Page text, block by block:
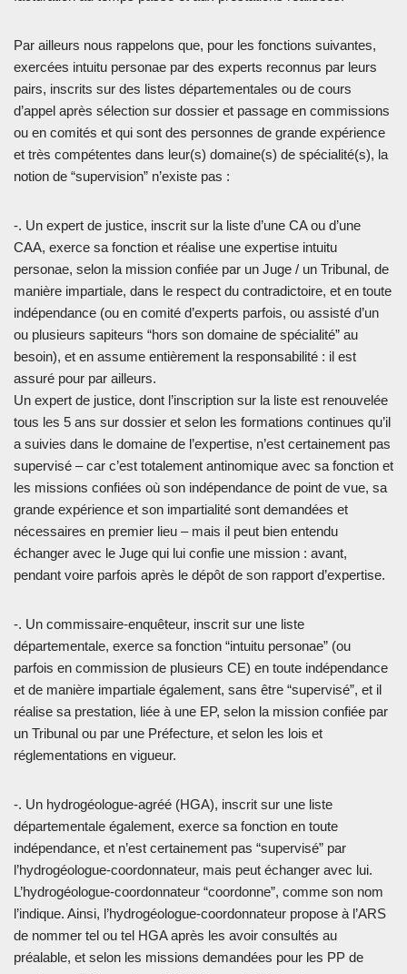
Par ailleurs nous rappelons que, pour les fonctions suivantes,
exercées intuitu personae par des experts reconnus par leurs
pairs, inscrits sur des listes départementales ou de cours
d’appel après sélection sur dossier et passage en commissions
ou en comités et qui sont des personnes de grande expérience
et très compétentes dans leur(s) domaine(s) de spécialité(s), la
notion de “supervision” n’existe pas :
-. Un expert de justice, inscrit sur la liste d’une CA ou d’une
CAA, exerce sa fonction et réalise une expertise intuitu
personae, selon la mission confiée par un Juge / un Tribunal, de
manière impartiale, dans le respect du contradictoire, et en toute
indépendance (ou en comité d’experts parfois, ou assisté d’un
ou plusieurs sapiteurs “hors son domaine de spécialité” au
besoin), et en assume entièrement la responsabilité : il est
assuré pour par ailleurs.
Un expert de justice, dont l’inscription sur la liste est renouvelée
tous les 5 ans sur dossier et selon les formations continues qu’il
a suivies dans le domaine de l’expertise, n’est certainement pas
supervisé – car c’est totalement antinomique avec sa fonction et
les missions confiées où son indépendance de point de vue, sa
grande expérience et son impartialité sont demandées et
nécessaires en premier lieu – mais il peut bien entendu
échanger avec le Juge qui lui confie une mission : avant,
pendant voire parfois après le dépôt de son rapport d’expertise.
-. Un commissaire-enquêteur, inscrit sur une liste
départementale, exerce sa fonction “intuitu personae” (ou
parfois en commission de plusieurs CE) en toute indépendance
et de manière impartiale également, sans être “supervisé”, et il
réalise sa prestation, liée à une EP, selon la mission confiée par
un Tribunal ou par une Préfecture, et selon les lois et
réglementations en vigueur.
-. Un hydrogéologue-agréé (HGA), inscrit sur une liste
départementale également, exerce sa fonction en toute
indépendance, et n’est certainement pas “supervisé” par
l’hydrogéologue-coordonnateur, mais peut échanger avec lui.
L’hydrogéologue-coordonnateur “coordonne”, comme son nom
l’indique. Ainsi, l’hydrogéologue-coordonnateur propose à l’ARS
de nommer tel ou tel HGA après les avoir consultés au
préalable, et selon les missions demandées pour les PP de